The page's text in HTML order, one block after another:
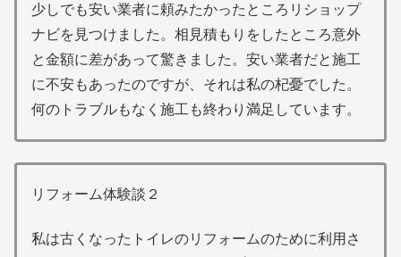
少しでも安い業者に頼みたかったところリショップ
ナビを見つけました。相見積もりをしたところ意外
と金額に差があって驚きました。安い業者だと施工
に不安もあったのですが、それは私の杞憂でした。
何のトラブルもなく施工も終わり満足しています。
リフォーム体験談２
私は古くなったトイレのリフォームのために利用さ